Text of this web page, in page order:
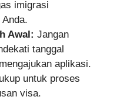
imigrasi
Awal: Jangan
tanggal
aplikasi.
untuk proses
visa.